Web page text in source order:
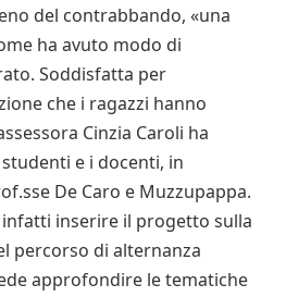
del contrabbando, «una
ha avuto modo di
Soddisfatta per
che i ragazzi hanno
Cinzia Caroli ha
e i docenti, in
De Caro e Muzzupappa.
infatti inserire il progetto sulla
percorso di alternanza
approfondire le tematiche